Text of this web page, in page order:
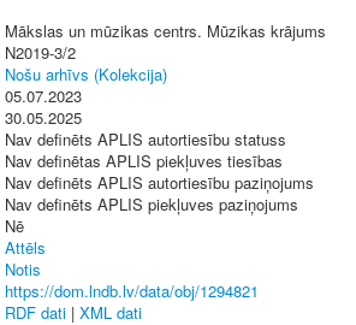
Mākslas un mūzikas centrs. Mūzikas krājums
N2019-3/2
Nošu arhīvs (Kolekcija)
05.07.2023
30.05.2025
Nav definēts APLIS autortiesību statuss
Nav definētas APLIS piekļuves tiesības
Nav definēts APLIS autortiesību paziņojums
Nav definēts APLIS piekļuves paziņojums
Nē
Attēls
Notis
https://dom.lndb.lv/data/obj/1294821
RDF dati | XML dati